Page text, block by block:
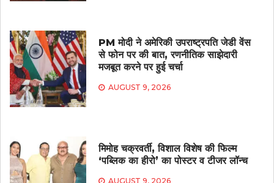
PM मोदी ने अमेरिकी उपराष्ट्रपति जेडी वेंस
से फोन पर की बात, रणनीतिक साझेदारी
मजबूत करने पर हुई चर्चा
AUGUST 9, 2026
मिमोह चक्रवर्ती, विशाल विशेष की फिल्म
‘पब्लिक का हीरो’ का पोस्टर व टीजर लॉन्च
AUGUST 9, 2026